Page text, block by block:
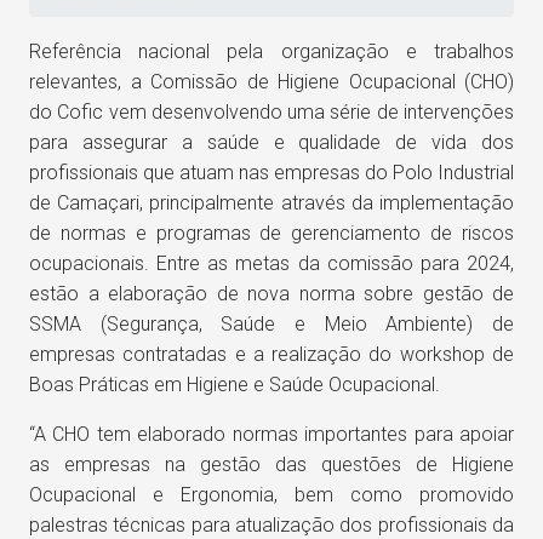
Referência nacional pela organização e trabalhos
relevantes, a Comissão de Higiene Ocupacional (CHO)
do Cofic vem desenvolvendo uma série de intervenções
para assegurar a saúde e qualidade de vida dos
profissionais que atuam nas empresas do Polo Industrial
de Camaçari, principalmente através da implementação
de normas e programas de gerenciamento de riscos
ocupacionais. Entre as metas da comissão para 2024,
estão a elaboração de nova norma sobre gestão de
SSMA (Segurança, Saúde e Meio Ambiente) de
empresas contratadas e a realização do workshop de
Boas Práticas em Higiene e Saúde Ocupacional.
“A CHO tem elaborado normas importantes para apoiar
as empresas na gestão das questões de Higiene
Ocupacional e Ergonomia, bem como promovido
palestras técnicas para atualização dos profissionais da